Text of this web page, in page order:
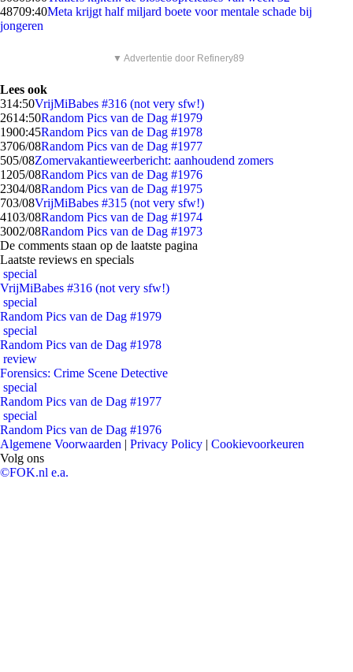
48709:40Meta krijgt half miljard boete voor mentale schade bij
jongeren
▼ Advertentie door Refinery89
Lees ook
314:50VrijMiBabes #316 (not very sfw!)
2614:50Random Pics van de Dag #1979
1900:45Random Pics van de Dag #1978
3706/08Random Pics van de Dag #1977
505/08Zomervakantieweerbericht: aanhoudend zomers
1205/08Random Pics van de Dag #1976
2304/08Random Pics van de Dag #1975
703/08VrijMiBabes #315 (not very sfw!)
4103/08Random Pics van de Dag #1974
3002/08Random Pics van de Dag #1973
De comments staan op de laatste pagina
Laatste reviews en specials
special
VrijMiBabes #316 (not very sfw!)
special
Random Pics van de Dag #1979
special
Random Pics van de Dag #1978
review
Forensics: Crime Scene Detective
special
Random Pics van de Dag #1977
special
Random Pics van de Dag #1976
Algemene Voorwaarden | Privacy Policy | Cookievoorkeuren
Volg ons
©FOK.nl e.a.